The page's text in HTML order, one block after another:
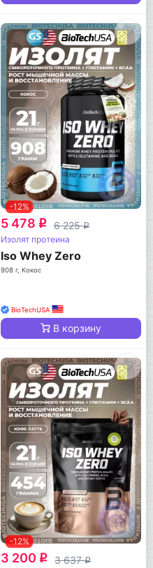
-12%
5 478 q 6 225q
Изолят протеина
Iso Whey Zero
908 г, Кокос
BioTechUSA
В корзину
-12%
3 200 q 3 637q